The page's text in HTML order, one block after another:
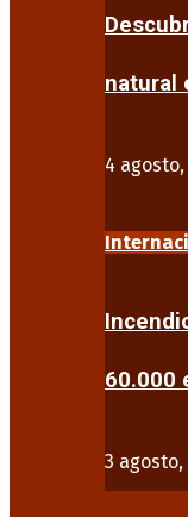
natural
4 agosto,
60.000
3 agosto,